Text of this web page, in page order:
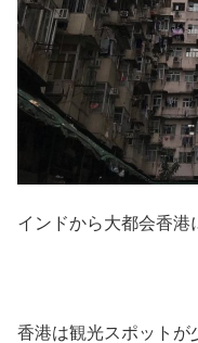
インドから大都会香港
香港は観光スポットが